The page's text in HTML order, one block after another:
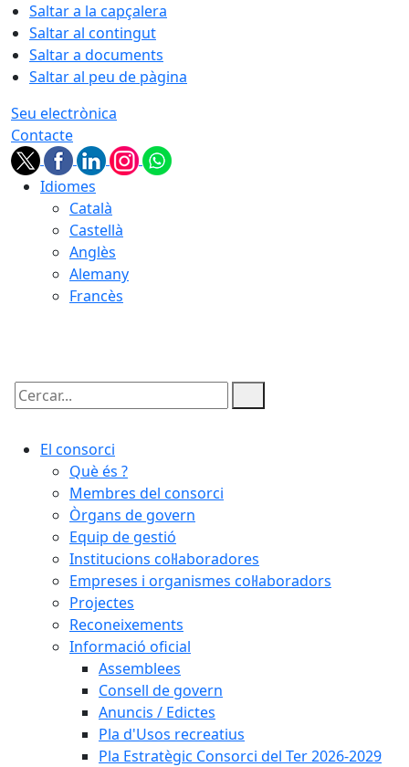
Saltar a la capçalera
Saltar al contingut
Saltar a documents
Saltar al peu de pàgina
Seu electrònica
Contacte
Idiomes
Català
Castellà
Anglès
Alemany
Francès
Cercar:
El consorci
Què és ?
Membres del consorci
Òrgans de govern
Equip de gestió
Institucions col·laboradores
Empreses i organismes col·laboradors
Projectes
Reconeixements
Informació oficial
Assemblees
Consell de govern
Anuncis / Edictes
Pla d'Usos recreatius
Pla Estratègic Consorci del Ter 2026-2029